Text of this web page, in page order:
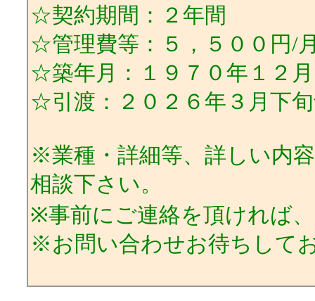
☆契約期間：２年間
☆管理費等：５，５００円/
☆築年月：１９７０年１２月
☆引渡：２０２６年３月下
※業種・詳細等、詳しい内
相談下さい。
※事前にご連絡を頂ければ
※お問い合わせお待ちして